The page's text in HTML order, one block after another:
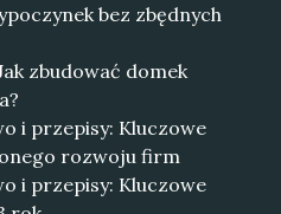
bez zbędnych
zbudować domek
i przepisy: Kluczowe
rozwoju firm
i przepisy: Kluczowe